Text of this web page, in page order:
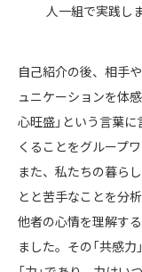
人一組で実践し
自己紹介の後、相手
ュニケーションを体
心旺盛」という言葉
くることをグループ
また、私たちの暮ら
とと苦手なことを分
他者の心情を理解す
ました。その「共感